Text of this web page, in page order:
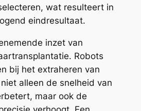
wat resulteert in
eindresultaat.
inzet van
Robots
bij het extraheren van
alleen de snelheid van
maar ook de